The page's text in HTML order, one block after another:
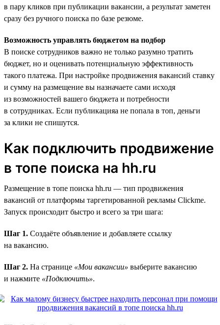
в пару кликов при публикации вакансии, а результат заметен
сразу без ручного поиска по базе резюме.
Возможность управлять бюджетом на подбор
В поиске сотрудников важно не только разумно тратить
бюджет, но и оценивать потенциальную эффективность
такого платежа. При настройке продвижения вакансий ставку
и сумму на размещение вы назначаете сами исходя
из возможностей вашего бюджета и потребности
в сотрудниках. Если публикацияа не попала в топ, деньги
за клики не спишутся.
Как подключить продвижение
в топе поиска на hh.ru
Размещение в топе поиска hh.ru — тип продвижения
вакансий от платформы таргетированной рекламы Clickme.
Запуск происходит быстро и всего за три шага:
Шаг 1. Создаёте объявление и добавляете ссылку
на вакансию.
Шаг 2. На странице «Мои вакансии» выберите вакансию
и нажмите «Подключить».